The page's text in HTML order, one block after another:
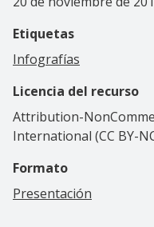
Etiquetas
Infografías
Licencia del recurso
Attribution-
International (CC BY-
Formato
Presentación